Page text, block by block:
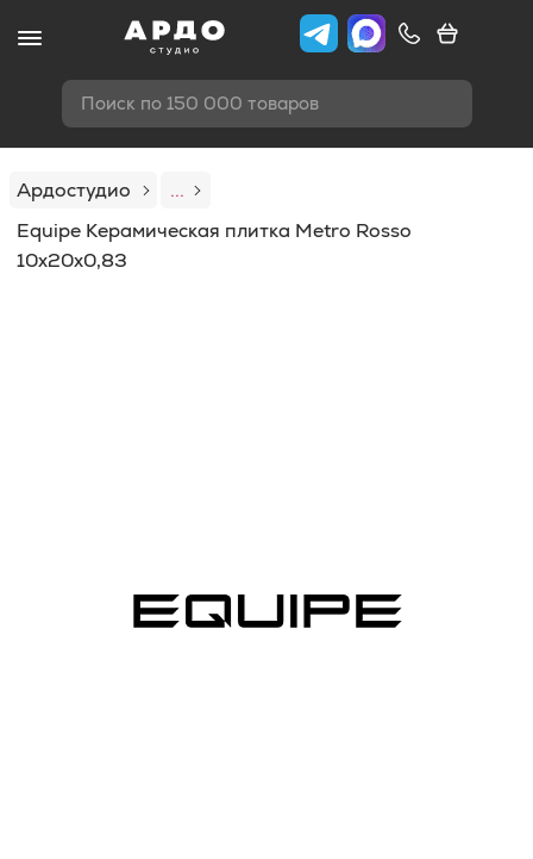
Поиск по 150 000 товаров
Ардостудио
...
Equipe Керамическая плитка Metro Rosso
10x20x0,83